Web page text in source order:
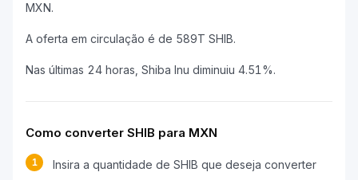
MXN.
A oferta em circulação é de 589T SHIB.
Nas últimas 24 horas, Shiba Inu diminuiu 4.51%.
Como converter SHIB para MXN
1 Insira a quantidade de SHIB que deseja converter